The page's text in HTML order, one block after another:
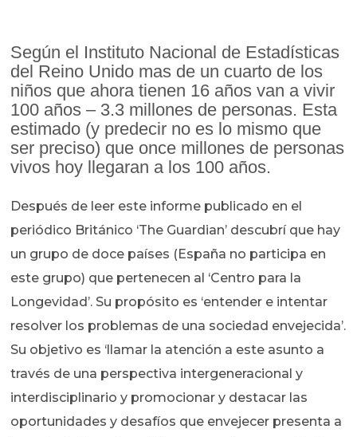
Según el Instituto Nacional de Estadísticas
del Reino Unido mas de un cuarto de los
niños que ahora tienen 16 años van a vivir
100 años – 3.3 millones de personas. Esta
estimado (y predecir no es lo mismo que
ser preciso) que once millones de personas
vivos hoy llegaran a los 100 años.
Después de leer este informe publicado en el
periódico Británico ‘The Guardian’ descubrí que hay
un grupo de doce países (España no participa en
este grupo) que pertenecen al ‘Centro para la
Longevidad’. Su propósito es ‘entender e intentar
resolver los problemas de una sociedad envejecida’.
Su objetivo es ‘llamar la atención a este asunto a
través de una perspectiva intergeneracional y
interdisciplinario y promocionar y destacar las
oportunidades y desafíos que envejecer presenta a